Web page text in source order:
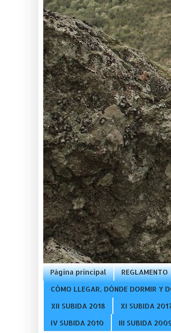
Página principal REGLAMENTO
CÓMO LLEGAR, DÓNDE DORMIR Y
XII SUBIDA 2018
XI SUBIDA
IV SUBIDA 2010
III SUBIDA